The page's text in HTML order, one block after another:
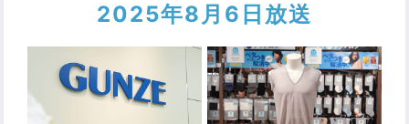
2025年8月6日放送